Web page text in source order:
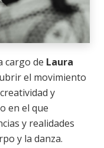
cargo de Laura
el movimiento
y
en el que
y realidades
y la danza.